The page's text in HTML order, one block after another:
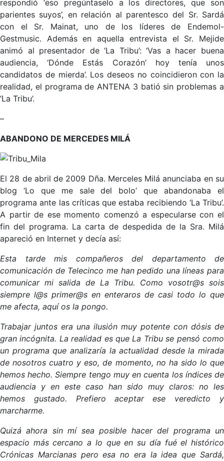
respondió ‘eso pregúntaselo a los directores, que son
parientes suyos’, en relación al parentesco del Sr. Sardá
con el Sr. Mainat, uno de los líderes de Endemol-
Gestmusic. Además en aquella entrevista el Sr. Mejide
animó al presentador de ‘La Tribu’: ‘Vas a hacer buena
audiencia, ‘Dónde Estás Corazón’ hoy tenía unos
candidatos de mierda’. Los deseos no coincidieron con la
realidad, el programa de ANTENA 3 batió sin problemas a
‘La Tribu’.
–
ABANDONO DE MERCEDES MILÁ
El 28 de abril de 2009 Dña. Merceles Milá anunciaba en su
blog ‘Lo que me sale del bolo’ que abandonaba el
programa ante las críticas que estaba recibiendo ‘La Tribu’.
A partir de ese momento comenzó a especularse con el
fin del programa. La carta de despedida de la Sra. Milá
apareció en Internet y decía así:
Esta tarde mis compañeros del departamento de
comunicación de Telecinco me han pedido una líneas para
comunicar mi salida de La Tribu. Como vosotr@s sois
siempre l@s primer@s en enteraros de casi todo lo que
me afecta, aquí os la pongo.
Trabajar juntos era una ilusión muy potente con dósis de
gran incógnita. La realidad es que La Tribu se pensó como
un programa que analizaría la actualidad desde la mirada
de nosotros cuatro y eso, de momento, no ha sido lo que
hemos hecho. Siempre tengo muy en cuenta los índices de
audiencia y en este caso han sido muy claros: no les
hemos gustado. Prefiero aceptar ese veredicto y
marcharme.
Quizá ahora sin mí sea posible hacer del programa un
espacio más cercano a lo que en su día fué el histórico
Crónicas Marcianas pero esa no era la idea que Sardá,